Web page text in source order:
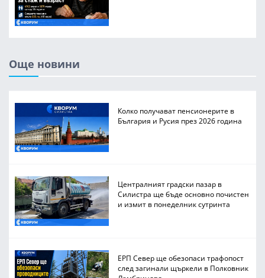
Още новини
Колко получават пенсионерите в
България и Русия през 2026 година
Централният градски пазар в
Силистра ще бъде основно почистен
и измит в понеделник сутринта
ЕРП Север ще обезопаси трафопост
след загинали щъркели в Полковник